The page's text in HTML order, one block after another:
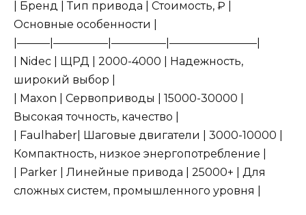
| Бренд | Тип привода | Стоимость, ₽ |
Основные особенности |
|———|—————|—————|————————|
| Nidec | ЩРД | 2000-4000 | Надежность,
широкий выбор |
| Maxon | Сервоприводы | 15000-30000 |
Высокая точность, качество |
| Faulhaber| Шаговые двигатели | 3000-10000 |
Компактность, низкое энергопотребление |
| Parker | Линейные привода | 25000+ | Для
сложных систем, промышленного уровня |